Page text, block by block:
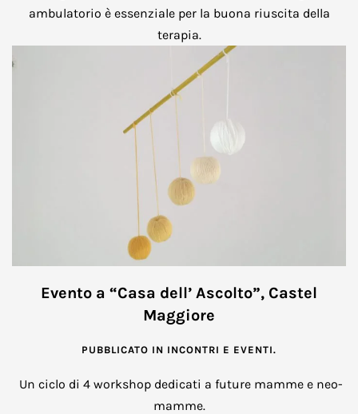
ambulatorio è essenziale per la buona riuscita della
terapia.
Evento a “Casa dell’ Ascolto”, Castel
Maggiore
PUBBLICATO IN INCONTRI E EVENTI.
Un ciclo di 4 workshop dedicati a future mamme e neo-
mamme.